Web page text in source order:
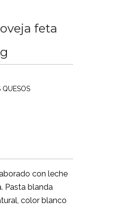
feta
QUESOS
con leche
Pasta blanda
color blanco